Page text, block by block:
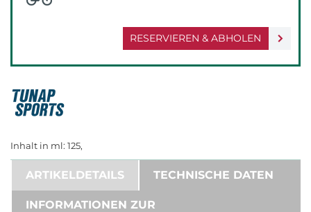
RESERVIEREN & ABHOLEN
Inhalt in ml: 125,
ARTIKELDETAILS TECHNISCHE DATEN
INFORMATIONEN ZUR